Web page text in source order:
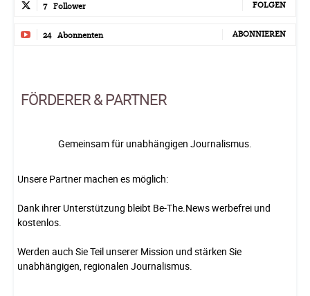
7 Follower FOLGEN
24 Abonnenten ABONNIEREN
FÖRDERER & PARTNER
Gemeinsam für unabhängigen Journalismus.
Unsere Partner machen es möglich:
Dank ihrer Unterstützung bleibt Be-The.News werbefrei und
kostenlos.
Werden auch Sie Teil unserer Mission und stärken Sie
unabhängigen, regionalen Journalismus.